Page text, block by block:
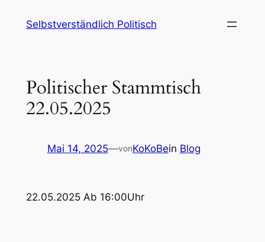
InhaltSelbstverständlich Politisch
Politischer Stammtisch
22.05.2025
Mai 14, 2025—vonKoKoBein Blog
22.05.2025 Ab 16:00Uhr